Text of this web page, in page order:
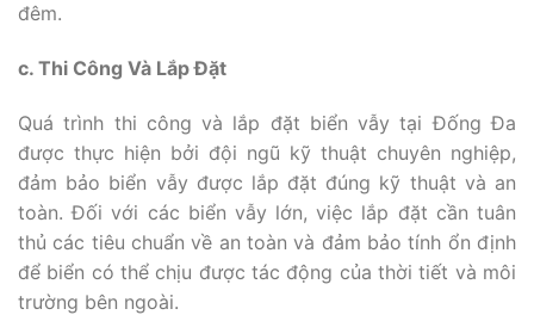
đêm.
c. Thi Công Và Lắp Đặt
Quá trình thi công và lắp đặt biển vẫy tại Đống Đa
được thực hiện bởi đội ngũ kỹ thuật chuyên nghiệp,
đảm bảo biển vẫy được lắp đặt đúng kỹ thuật và an
toàn. Đối với các biển vẫy lớn, việc lắp đặt cần tuân
thủ các tiêu chuẩn về an toàn và đảm bảo tính ổn định
để biển có thể chịu được tác động của thời tiết và môi
trường bên ngoài.